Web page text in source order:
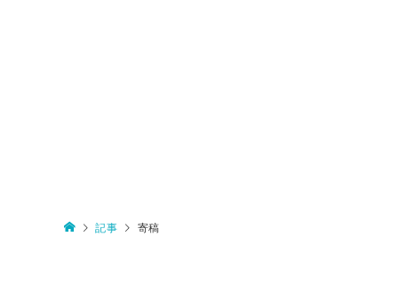
記事 寄稿